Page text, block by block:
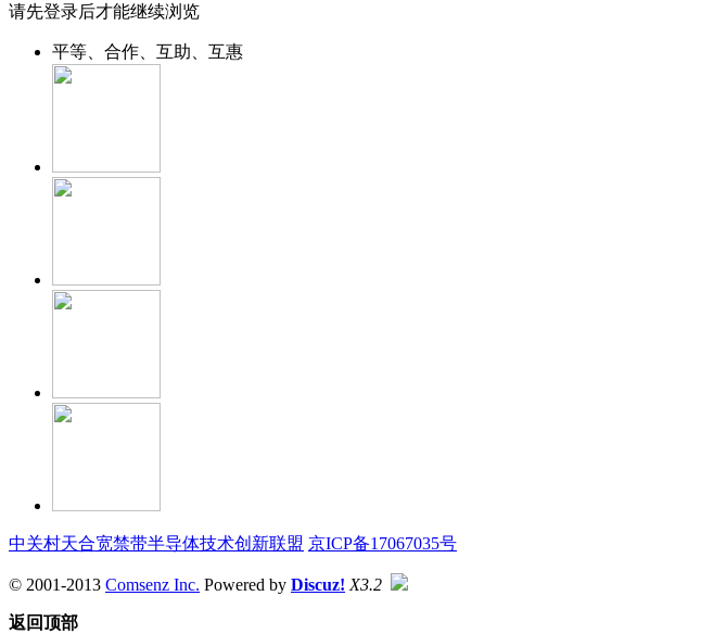
请先登录后才能继续浏览
平等、合作、互助、互惠
中关村天合宽禁带半导体技术创新联盟 京ICP备17067035号
© 2001-2013 Comsenz Inc. Powered by Discuz! X3.2
返回顶部